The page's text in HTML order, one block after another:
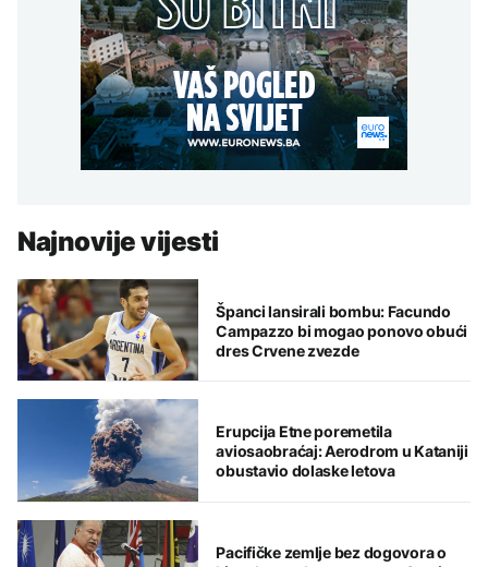
Najnovije vijesti
Španci lansirali bombu: Facundo
Campazzo bi mogao ponovo obući
dres Crvene zvezde
Erupcija Etne poremetila
aviosaobraćaj: Aerodrom u Kataniji
obustavio dolaske letova
Pacifičke zemlje bez dogovora o